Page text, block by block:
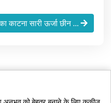
सारी ऊर्जा छीन ...